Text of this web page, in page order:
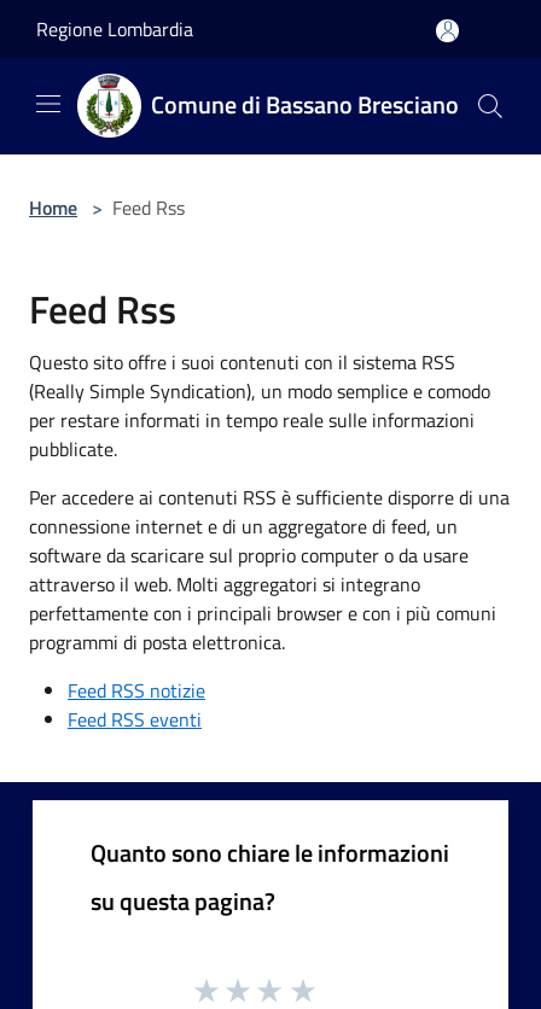
Regione Lombardia
Comune di Bassano Bresciano
Home > Feed Rss
Feed Rss
Questo sito offre i suoi contenuti con il sistema RSS
(Really Simple Syndication), un modo semplice e comodo
per restare informati in tempo reale sulle informazioni
pubblicate.
Per accedere ai contenuti RSS è sufficiente disporre di una
connessione internet e di un aggregatore di feed, un
software da scaricare sul proprio computer o da usare
attraverso il web. Molti aggregatori si integrano
perfettamente con i principali browser e con i più comuni
programmi di posta elettronica.
Feed RSS notizie
Feed RSS eventi
Quanto sono chiare le informazioni
su questa pagina?